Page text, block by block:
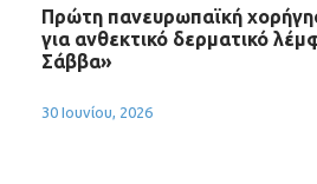
Πρώτη πανευρωπαϊκή
για ανθεκτικό δερματικό
Σάββα»
30 Ιουνίου, 2026